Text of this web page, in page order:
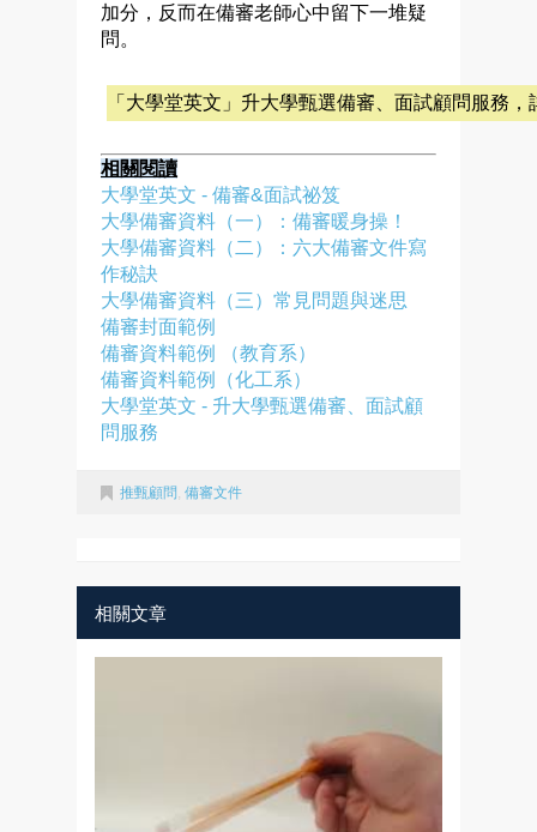
加分，反而在備審老師心中留下一堆疑
問。
「大學堂英文」升大學甄選備審、面試顧問服務，
相關閱讀
大學堂英文 - 備審&面試祕笈
大學備審資料（一）：備審暖身操！
大學備審資料（二）：六大備審文件寫
作秘訣
大學備審資料（三）常見問題與迷思
備審封面範例
備審資料範例 （教育系）
備審資料範例（化工系）
大學堂英文 - 升大學甄選備審、面試顧
問服務
推甄顧問 備審文件
相關文章